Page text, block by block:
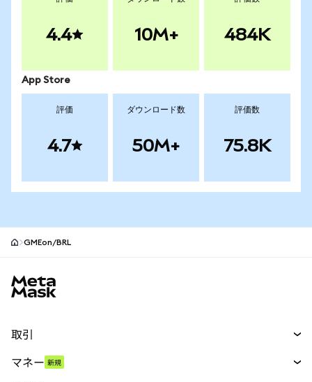
4.4 10M+ 484K
App Store
評価
4.7
ダウンロード数
50M+
評価数
75.8K
GMEon/BRL
取引
マネー 新規